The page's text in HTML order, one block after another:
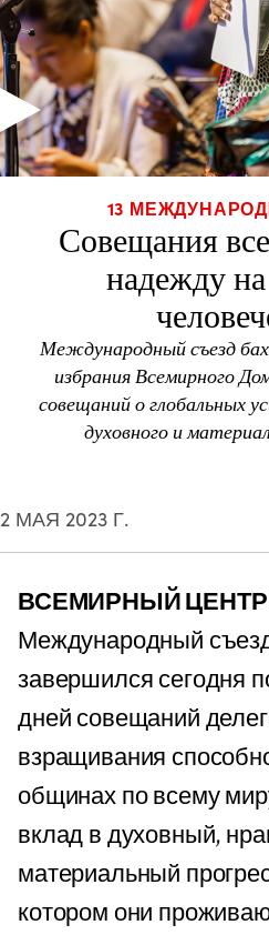
13
Совещания
надежду
Международный съезд
избрания Всемирного
совещаний о глобальных
духовного и
2 МАЯ 2023 Г.
ВСЕМИРНЫЙ
Международный
завершился сегодня
дней совещаний
взращивания
общинах по всему
вклад в духовный,
материальный
котором они